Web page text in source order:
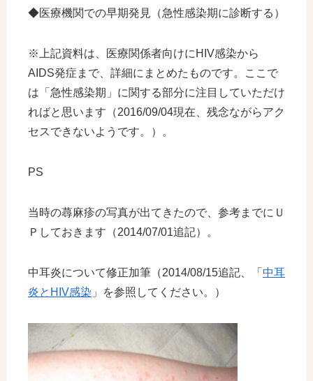
◆医療機関での早期発見（急性感染期に診断する）
※上記資料は、医療関係者向けにHIV感染から
AIDS発症まで、詳細にまとめたものです。ここで
は「急性感染期」に関する部分に注目していただけ
ればと思います（2016/09/04現在、残念ながらアク
セスできないようです。）。
PS
当時の蕁麻疹の写真が出てきたので、参考までにＵ
Ｐしておきます（2014/07/01追記）。
中耳炎について修正加筆（2014/08/15追記、「 中耳
炎とHIV感染 」を参照してください。）